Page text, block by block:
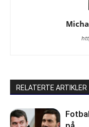
RELATERTE ARTIKLER